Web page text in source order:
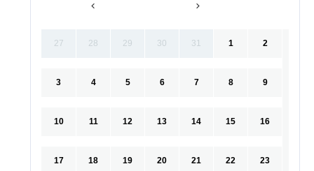
27 28 29 30 31 1 2
3 4 5 6 7 8 9
10 11 12 13 14 15 16
17 18 19 20 21 22 23